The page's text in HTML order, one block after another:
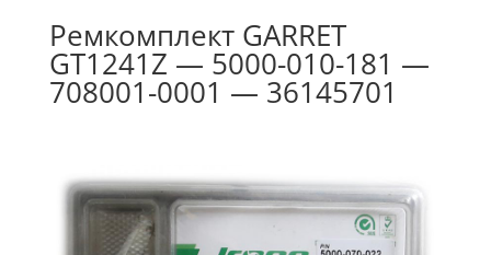
Ремкомплект GARRET
GT1241Z — 5000-010-181 —
708001-0001 — 36145701